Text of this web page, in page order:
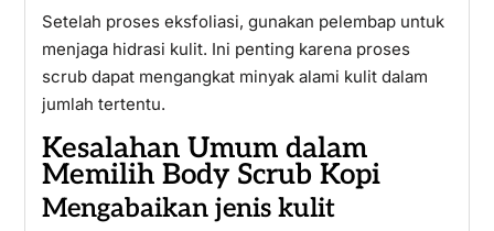
Setelah proses eksfoliasi, gunakan pelembap untuk
menjaga hidrasi kulit. Ini penting karena proses
scrub dapat mengangkat minyak alami kulit dalam
jumlah tertentu.
Kesalahan Umum dalam
Memilih Body Scrub Kopi
Mengabaikan jenis kulit